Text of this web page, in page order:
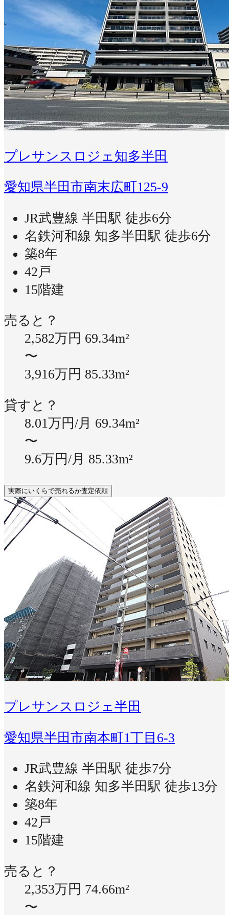
プレサンスロジェ知多半田
愛知県半田市南末広町125-9
JR武豊線 半田駅 徒歩6分
名鉄河和線 知多半田駅 徒歩6分
築8年
42戸
15階建
売ると？
2,582万円 69.34m²
〜
3,916万円 85.33m²
貸すと？
8.01万円/月 69.34m²
〜
9.6万円/月 85.33m²
実際にいくらで売れるか査定依頼
プレサンスロジェ半田
愛知県半田市南本町1丁目6-3
JR武豊線 半田駅 徒歩7分
名鉄河和線 知多半田駅 徒歩13分
築8年
42戸
15階建
売ると？
2,353万円 74.66m²
〜